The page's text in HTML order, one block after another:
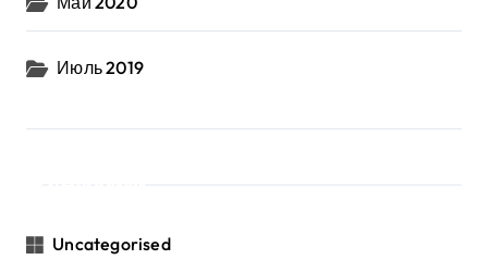
Июль 2019
Uncategorised